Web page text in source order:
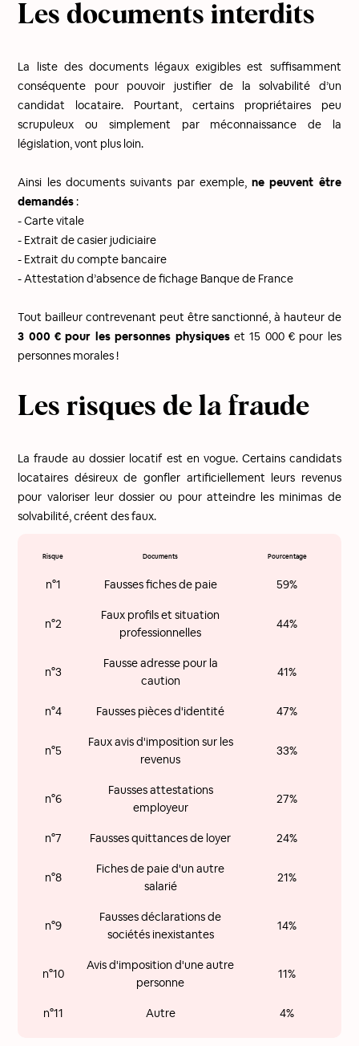
Les documents interdits
La liste des documents légaux exigibles est suffisamment
conséquente pour pouvoir justifier de la solvabilité d’un
candidat locataire. Pourtant, certains propriétaires peu
scrupuleux ou simplement par méconnaissance de la
législation, vont plus loin.
Ainsi les documents suivants par exemple,ne peuvent être
demandés :
- Carte vitale
- Extrait de casier judiciaire
- Extrait du compte bancaire
- Attestation d’absence de fichage Banque de France
Tout bailleur contrevenant peut être sanctionné, à hauteur de
3 000 € pour les personnes physiques et 15 000 € pour les
personnes morales !
Les risques de la fraude
La fraude au dossier locatif est en vogue. Certains candidats
locataires désireux de gonfler artificiellement leurs revenus
pour valoriser leur dossier ou pour atteindre les minimas de
solvabilité, créent des faux.
Risque Documents Pourcentage
n°1 Fausses fiches de paie 59%
n°2
Faux profils et situation
professionnelles
44%
n°3
Fausse adresse pour la
caution
41%
n°4 Fausses pièces d'identité 47%
n°5
Faux avis d'imposition sur les
revenus
33%
n°6
Fausses attestations
employeur
27%
n°7 Fausses quittances de loyer 24%
n°8
Fiches de paie d'un autre
salarié
21%
n°9
Fausses déclarations de
sociétés inexistantes
14%
n°10
Avis d'imposition d'une autre
personne
11%
n°11 Autre 4%